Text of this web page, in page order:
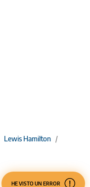
Lewis Hamilton /
HE VISTO UN ERROR